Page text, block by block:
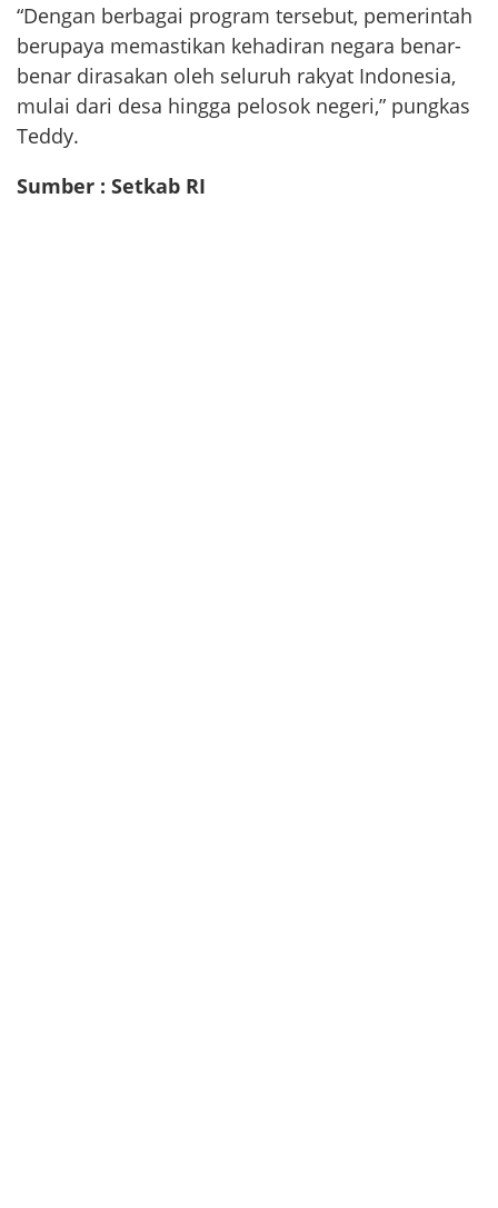
“Dengan berbagai program tersebut, pemerintah
berupaya memastikan kehadiran negara benar-
benar dirasakan oleh seluruh rakyat Indonesia,
mulai dari desa hingga pelosok negeri,” pungkas
Teddy.
Sumber : Setkab RI